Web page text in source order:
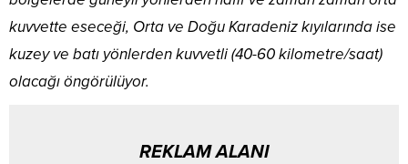
kuvvette eseceği, Orta ve Doğu Karadeniz kıyılarında ise
kuzey ve batı yönlerden kuvvetli (40-60 kilometre/saat)
olacağı öngörülüyor.
REKLAM ALANI